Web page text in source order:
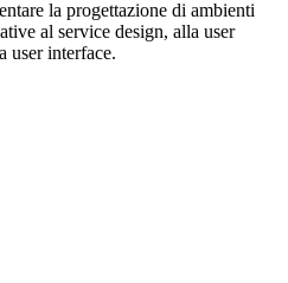
la progettazione di ambienti
al service design, alla user
user interface.